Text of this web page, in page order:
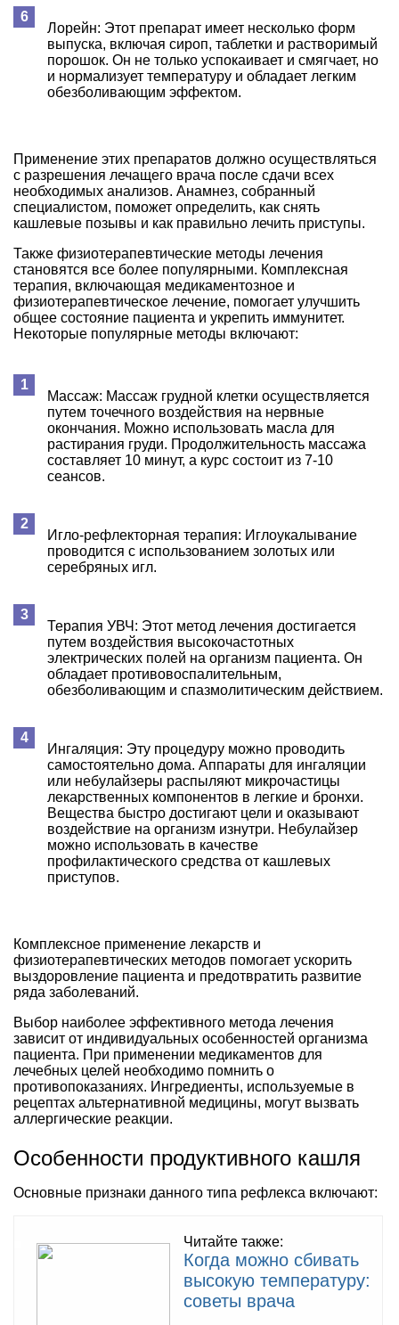
Лорейн: Этот препарат имеет несколько форм
выпуска, включая сироп, таблетки и растворимый
порошок. Он не только успокаивает и смягчает, но
и нормализует температуру и обладает легким
обезболивающим эффектом.
Применение этих препаратов должно осуществляться
с разрешения лечащего врача после сдачи всех
необходимых анализов. Анамнез, собранный
специалистом, поможет определить, как снять
кашлевые позывы и как правильно лечить приступы.
Также физиотерапевтические методы лечения
становятся все более популярными. Комплексная
терапия, включающая медикаментозное и
физиотерапевтическое лечение, помогает улучшить
общее состояние пациента и укрепить иммунитет.
Некоторые популярные методы включают:
Массаж: Массаж грудной клетки осуществляется
путем точечного воздействия на нервные
окончания. Можно использовать масла для
растирания груди. Продолжительность массажа
составляет 10 минут, а курс состоит из 7-10
сеансов.
Игло-рефлекторная терапия: Иглоукалывание
проводится с использованием золотых или
серебряных игл.
Терапия УВЧ: Этот метод лечения достигается
путем воздействия высокочастотных
электрических полей на организм пациента. Он
обладает противовоспалительным,
обезболивающим и спазмолитическим действием.
Ингаляция: Эту процедуру можно проводить
самостоятельно дома. Аппараты для ингаляции
или небулайзеры распыляют микрочастицы
лекарственных компонентов в легкие и бронхи.
Вещества быстро достигают цели и оказывают
воздействие на организм изнутри. Небулайзер
можно использовать в качестве
профилактического средства от кашлевых
приступов.
Комплексное применение лекарств и
физиотерапевтических методов помогает ускорить
выздоровление пациента и предотвратить развитие
ряда заболеваний.
Выбор наиболее эффективного метода лечения
зависит от индивидуальных особенностей организма
пациента. При применении медикаментов для
лечебных целей необходимо помнить о
противопоказаниях. Ингредиенты, используемые в
рецептах альтернативной медицины, могут вызвать
аллергические реакции.
Особенности продуктивного кашля
Основные признаки данного типа рефлекса включают:
Читайте также:
Когда можно сбивать
высокую температуру:
советы врача